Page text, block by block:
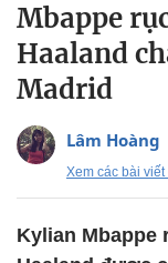
Mbappe
Haaland
Madrid
Lâm Hoàng
Xem các bài
Kylian Mbappe